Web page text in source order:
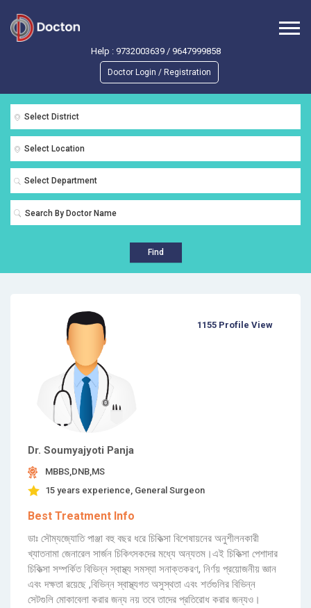
Help : 9732003639/ 9647999858
Doctor Login / Registration
Select District
Select Location
Select Department
Find
Dr. Soumyajyoti Panja
MBBS,DNB,MS
15 years experience, General Surgeon
Best Treatment Info
ডাঃ সৌম্যজ্যোতি পাঞ্জা বহু বছর ধরে চিকিত্সা বিশেষায়নের অনুশীলনকারী
খ্যাতনামা জেনারেল সার্জন চিকিৎসকদের মধ্যে অন্যতম।এই চিকিত্সা পেশাদার
চিকিত্সা সম্পর্কিত বিভিন্ন স্বাস্থ্য সমস্যা সনাক্তকরণ, নির্ণয় প্রয়োজনীয় জ্ঞান
এবং দক্ষতা রয়েছে ,বিভিন্ন স্বাস্থ্যগত অসুস্থতা এবং শর্তগুলির বিভিন্ন
সেটগুলি মোকাবেলা করার জন্য নয় তবে তাদের প্রতিরোধ করার জন্যও।
1155 Profile View